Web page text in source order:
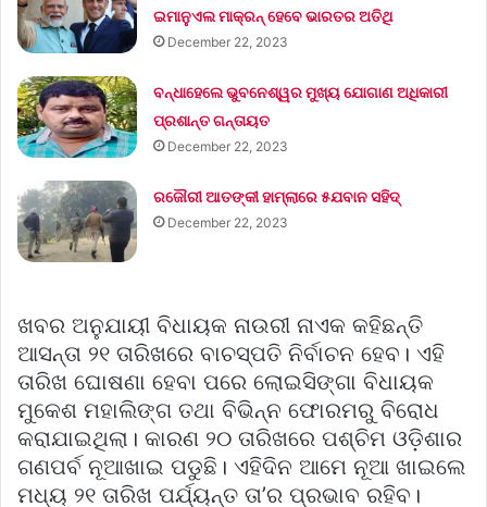
ଇମାନୁଏଲ ମାକ୍ରନ୍‌ ହେବେ ଭାରତର ଅତିଥି
December 22, 2023
ବନ୍ଧାହେଲେ ଭୁବନେଶ୍ୱର ମୁଖ୍ୟ ଯୋଗାଣ ଅଧିକାରୀ
ପ୍ରଶାନ୍ତ ଗନ୍ତାୟତ
December 22, 2023
ରଜୌରୀ ଆତଙ୍କୀ ହାମ୍‌ଲାରେ ୫ଯବାନ ସହିଦ୍
December 22, 2023
ଖବର ଅନୁଯାୟୀ ବିଧାୟକ ନାଉରୀ ନାଏକ କହିଛନ୍ତି
ଆସନ୍ତା ୨୧ ତାରିଖରେ ବାଚସ୍ପତି ନିର୍ବାଚନ ହେବ। ଏହି
ତାରିଖ ଘୋଷଣା ହେବା ପରେ ଲୋଇସିଙ୍ଗା ବିଧାୟକ
ମୁକେଶ ମହାଲିଙ୍ଗ ତଥା ବିଭିନ୍ନ ଫୋରମରୁ ବିରୋଧ
କରାଯାଇଥିଲା। କାରଣ ୨୦ ତାରିଖରେ ପଶ୍ଚିମ ଓଡ଼ିଶାର
ଗଣପର୍ବ ନୂଆଖାଇ ପଡୁଛି। ଏହିଦିନ ଆମେ ନୂଆ ଖାଇଲେ
ମଧ୍ୟ ୨୧ ତାରିଖ ପର୍ଯ୍ୟନ୍ତ ତା’ର ପ୍ରଭାବ ରହିବ।